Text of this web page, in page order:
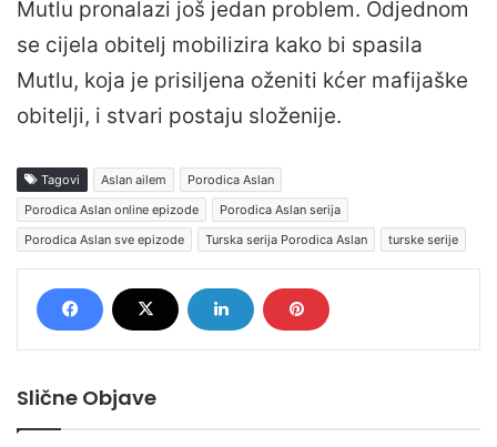
Mutlu pronalazi još jedan problem. Odjednom
se cijela obitelj mobilizira kako bi spasila
Mutlu, koja je prisiljena oženiti kćer mafijaške
obitelji, i stvari postaju složenije.
Tagovi Aslan ailem
Porodica Aslan
Porodica Aslan online epizode
Porodica Aslan serija
Porodica Aslan sve epizode
Turska serija Porodica Aslan turske serije
Slične Objave